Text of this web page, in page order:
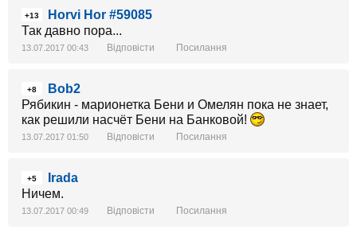
+13
Horvi Hor #59085
Так давно пора...
13.07.2017 00:43 Відповісти Посилання
+8
Bob2
Рябикин - марионетка Бени и Омелян пока не знает,
как решили насчёт Бени на Банковой!
13.07.2017 01:50 Відповісти Посилання
+5
Irada
Ничем.
13.07.2017 00:49 Відповісти Посилання